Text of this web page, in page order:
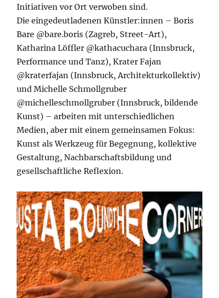
Initiativen vor Ort verwoben sind.
Die eingedeutladenen Künstler:innen – Boris
Bare @bare.boris (Zagreb, Street-Art),
Katharina Löffler @kathacuchara (Innsbruck,
Performance und Tanz), Krater Fajan
@kraterfajan (Innsbruck, Architekturkollektiv)
und Michelle Schmollgruber
@michelleschmollgruber (Innsbruck, bildende
Kunst) – arbeiten mit unterschiedlichen
Medien, aber mit einem gemeinsamen Fokus:
Kunst als Werkzeug für Begegnung, kollektive
Gestaltung, Nachbarschaftsbildung und
gesellschaftliche Reflexion.